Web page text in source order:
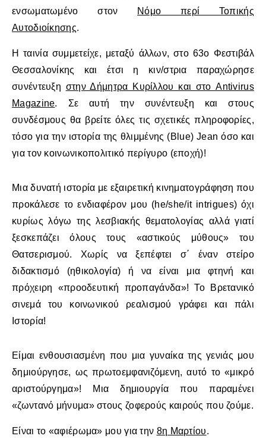
ενσωματωμένο στον
Νόμο περί Τοπικής
Αυτοδιοίκησης.
Η ταινία συμμετείχε, μεταξύ άλλων, στο 63ο Φεστιβάλ
Θεσσαλονίκης και έτσι η κιν/στρια παραχώρησε
συνέντευξη στην Δήμητρα Κυρίλλου και στο Antivirus
Magazine. Σε αυτή την συνέντευξη και στους
συνδέσμους θα βρείτε όλες τις σχετικές πληροφορίες,
τόσο για την ιστορία της θλιμμένης (Blue) Jean όσο και
για τον κοινωνικοπολιτικό περίγυρο (εποχή)!
Μια δυνατή ιστορία με εξαιρετική κινηματογράφηση που
προκάλεσε το ενδιαφέρον μου (he/she/it intrigues) όχι
κυρίως λόγω της λεσβιακής θεματολογίας αλλά γιατί
ξεσκεπάζει όλους τους «αστικούς μύθους» του
Θατσερισμού. Χωρίς να ξεπέφτει σ΄ έναν στείρο
διδακτισμό (ηθικολογία) ή να είναι μια φτηνή και
πρόχειρη «προοδευτική προπαγάνδα»! Το Βρετανικό
σινεμά του κοινωνικού ρεαλισμού γράφει και πάλι
Ιστορία!
Είμαι ενθουσιασμένη που μια γυναίκα της γενιάς μου
δημιούργησε, ως πρωτοεμφανιζόμενη, αυτό το «μικρό
αριστούργημα»! Μια δημιουργία που παραμένει
«ζωντανό μήνυμα» στους ζοφερούς καιρούς που ζούμε.
Είναι το «αφιέρωμα» μου για την 8η Μαρτίου.